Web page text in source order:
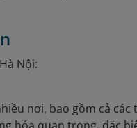
Nội:
nơi, bao gồm cả các